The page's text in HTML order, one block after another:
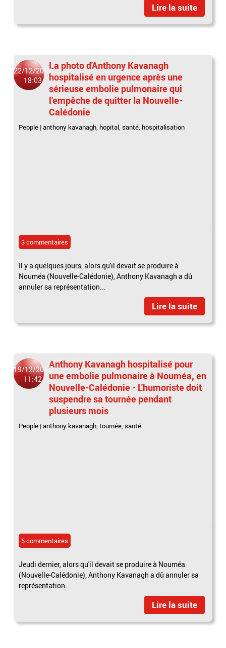
Lire la suite
22/12/2017
18:03
La photo d'Anthony Kavanagh
hospitalisé en urgence après une
sérieuse embolie pulmonaire qui
l'empêche de quitter la Nouvelle-
Calédonie
People |anthony kavanagh, hopital,santé, hospitalisation
3 commentaires
Il y a quelques jours, alors qu'il devait se produire à
Nouméa (Nouvelle-Calédonie), Anthony Kavanagh a dû
annuler sa représentation...
Lire la suite
19/12/2017
11:42
Anthony Kavanagh hospitalisé pour
une embolie pulmonaire à Nouméa, en
Nouvelle-Calédonie - L'humoriste doit
suspendre sa tournée pendant
plusieurs mois
People |anthony kavanagh,tournée,santé
5 commentaires
Jeudi dernier, alors qu'il devait se produire à Nouméa
(Nouvelle-Calédonie), Anthony Kavanagh a dû annuler sa
représentation...
Lire la suite